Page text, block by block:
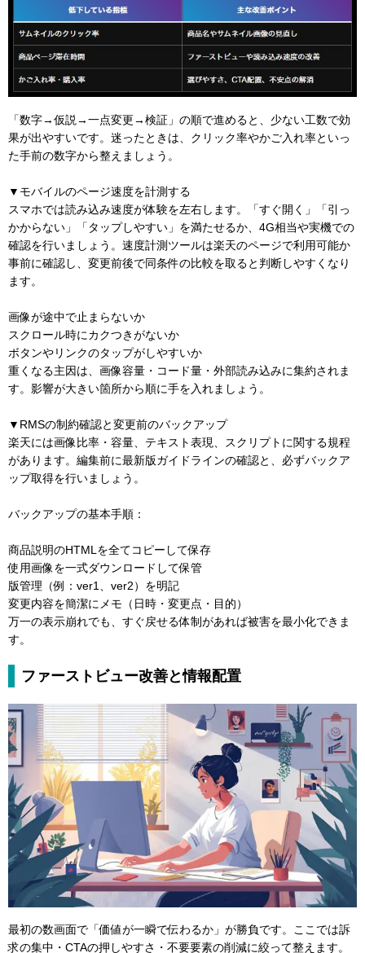
「数字→仮説→一点変更→検証」の順で進めると、少ない工数で効
果が出やすいです。迷ったときは、クリック率やかご入れ率といっ
た手前の数字から整えましょう。
▼モバイルのページ速度を計測する
スマホでは読み込み速度が体験を左右します。「すぐ開く」「引っ
かからない」「タップしやすい」を満たせるか、4G相当や実機での
確認を行いましょう。速度計測ツールは楽天のページで利用可能か
事前に確認し、変更前後で同条件の比較を取ると判断しやすくなり
ます。
画像が途中で止まらないか
スクロール時にカクつきがないか
ボタンやリンクのタップがしやすいか
重くなる主因は、画像容量・コード量・外部読み込みに集約されま
す。影響が大きい箇所から順に手を入れましょう。
▼RMSの制約確認と変更前のバックアップ
楽天には画像比率・容量、テキスト表現、スクリプトに関する規程
があります。編集前に最新版ガイドラインの確認と、必ずバックア
ップ取得を行いましょう。
バックアップの基本手順：
商品説明のHTMLを全てコピーして保存
使用画像を一式ダウンロードして保管
版管理（例：ver1、ver2）を明記
変更内容を簡潔にメモ（日時・変更点・目的）
万一の表示崩れでも、すぐ戻せる体制があれば被害を最小化できま
す。
ファーストビュー改善と情報配置
最初の数画面で「価値が一瞬で伝わるか」が勝負です。ここでは訴
求の集中・CTAの押しやすさ・不要要素の削減に絞って整えます。